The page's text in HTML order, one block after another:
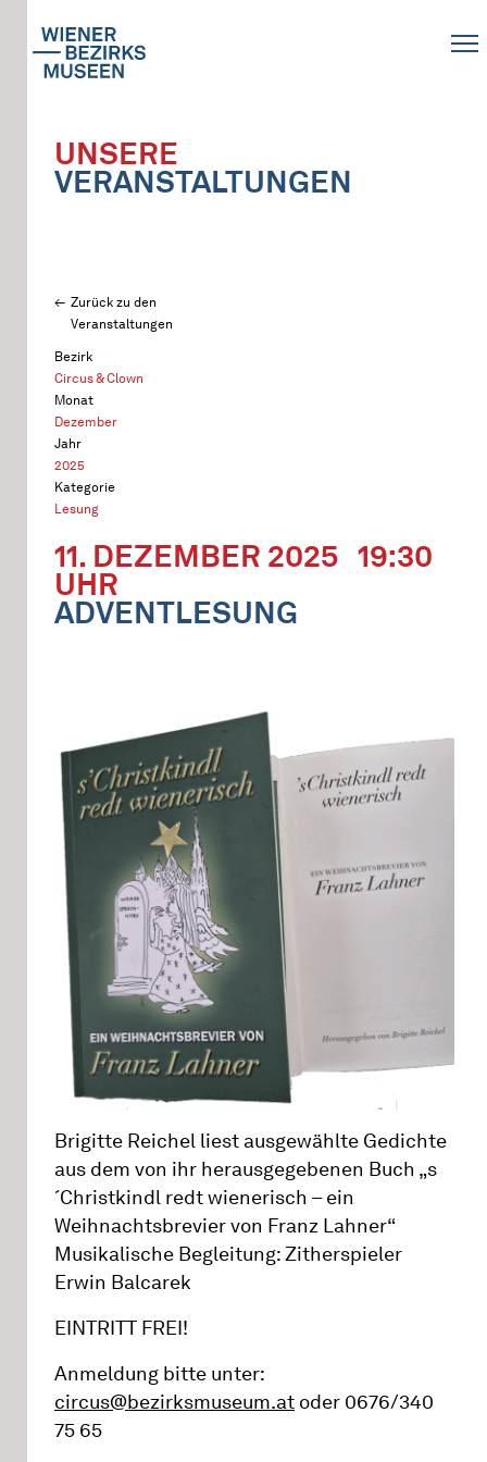
UNSERE
VERANSTALTUNGEN
Zurück zu den
Veranstaltungen
Bezirk
Circus & Clown
Monat
Dezember
Jahr
2025
Kategorie
Lesung
11. DEZEMBER 2025 19:30
UHR
ADVENTLESUNG
Brigitte Reichel liest ausgewählte Gedichte
aus dem von ihr herausgegebenen Buch „s
´Christkindl redt wienerisch – ein
Weihnachtsbrevier von Franz Lahner“
Musikalische Begleitung: Zitherspieler
Erwin Balcarek
EINTRITT FREI!
Anmeldung bitte unter:
circus@bezirksmuseum.at oder 0676/340
75 65